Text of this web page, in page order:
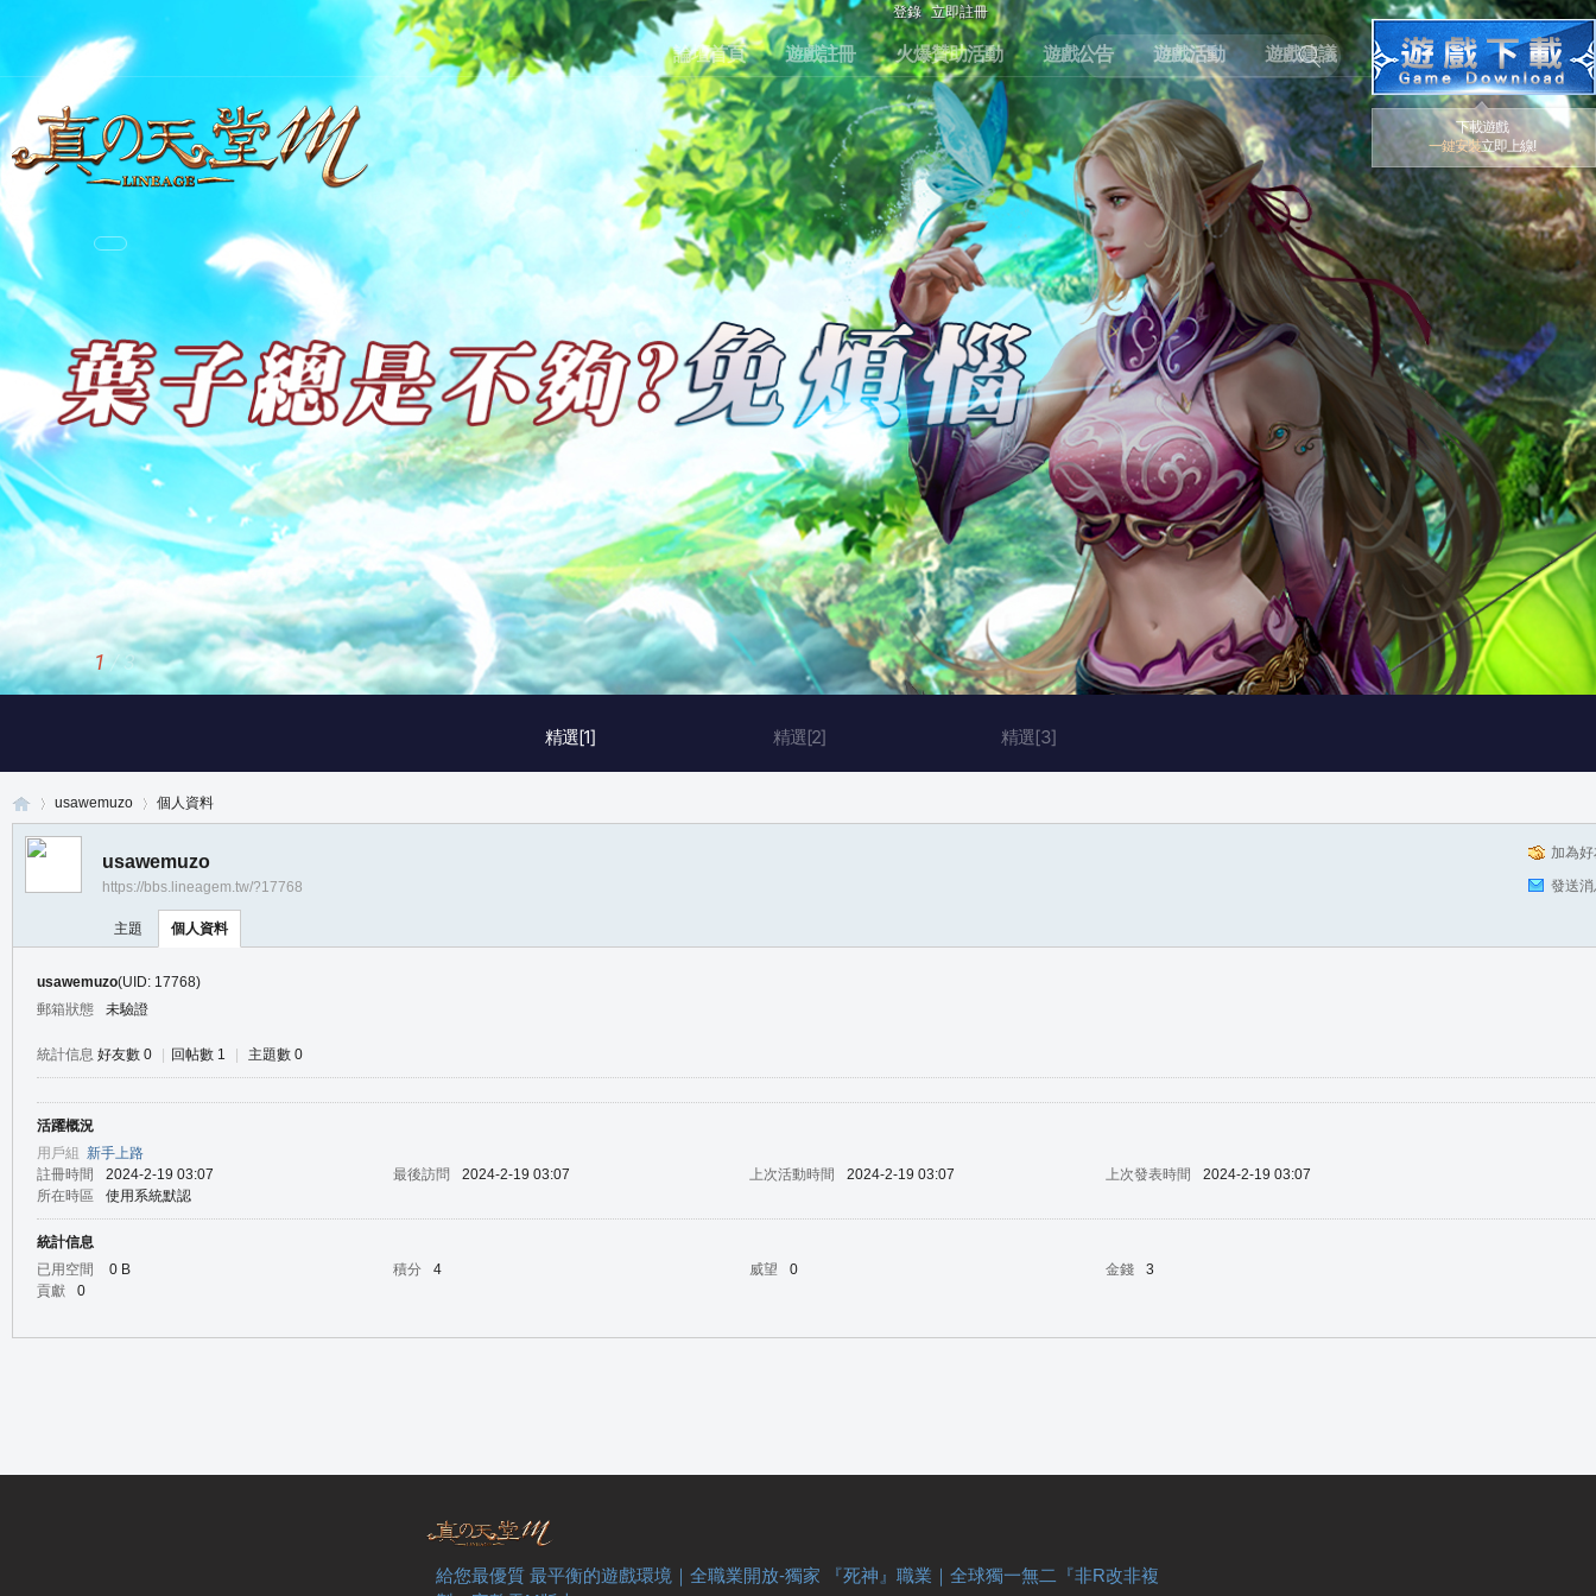
登錄 立即註冊
論壇首頁 遊戲註冊 火爆贊助活動 遊戲公告 遊戲活動 遊戲建議
下載遊戲
一鍵安裝立即上線!
精選[1] 精選[2] 精選[3]
1 / 3
usawemuzo 個人資料
加為
發送
usawemuzo
https://bbs.lineagem.tw/?17768
主題 個人資料
usawemuzo(UID: 17768)
郵箱狀態
未驗證
統計信息 好友數 0 回帖數 1 主題數 0
活躍概況
用戶組 新手上路
註冊時間
2024-2-19 03:07 最後訪問 2024-2-19 03:07 上次活動時間 2024-2-19 03:07 上次發表時間
2024-2-19 03:07
所在時區
使用系統默認
統計信息
已用空間
0 B 積分 4 威望 0 金錢
3
貢獻
0
給您最優質 最平衡的遊戲環境｜全職業開放-獨家 『死神』職業｜全球獨一無二『非R改非複